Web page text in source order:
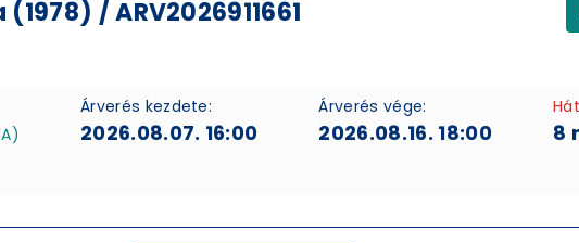
/ ARV2026911661
Árverés kezdete:
2026.08.07. 16:00
Árverés vége:
2026.08.16. 18:00 8